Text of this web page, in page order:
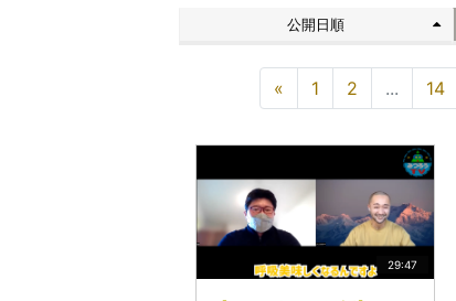
公開日順
« 1 2 ... 14
29:47